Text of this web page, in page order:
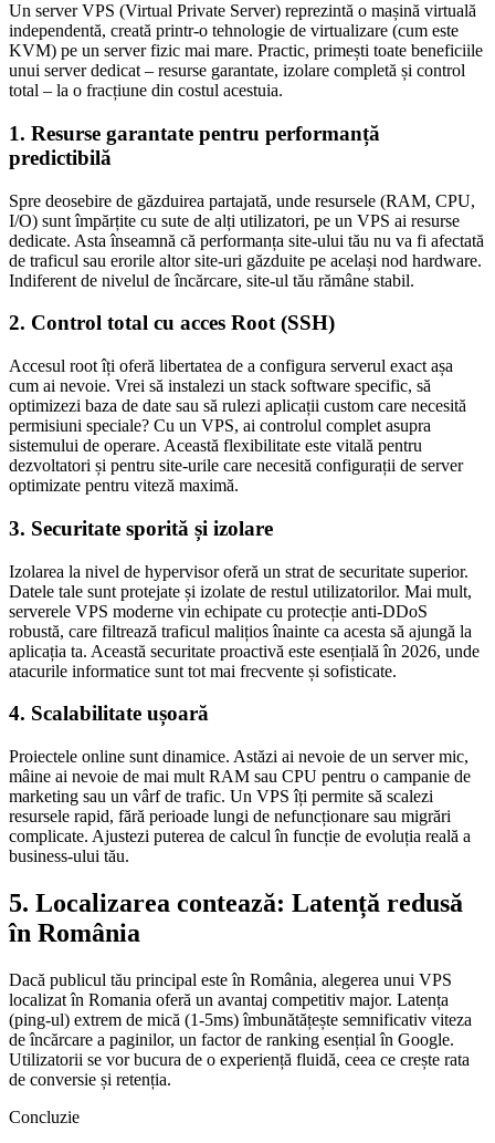
Un server VPS (Virtual Private Server) reprezintă o mașină virtuală
independentă, creată printr-o tehnologie de virtualizare (cum este
KVM) pe un server fizic mai mare. Practic, primești toate beneficiile
unui server dedicat – resurse garantate, izolare completă și control
total – la o fracțiune din costul acestuia.
1. Resurse garantate pentru performanță
predictibilă
Spre deosebire de găzduirea partajată, unde resursele (RAM, CPU,
I/O) sunt împărțite cu sute de alți utilizatori, pe un VPS ai resurse
dedicate. Asta înseamnă că performanța site-ului tău nu va fi afectată
de traficul sau erorile altor site-uri găzduite pe același nod hardware.
Indiferent de nivelul de încărcare, site-ul tău rămâne stabil.
2. Control total cu acces Root (SSH)
Accesul root îți oferă libertatea de a configura serverul exact așa
cum ai nevoie. Vrei să instalezi un stack software specific, să
optimizezi baza de date sau să rulezi aplicații custom care necesită
permisiuni speciale? Cu un VPS, ai controlul complet asupra
sistemului de operare. Această flexibilitate este vitală pentru
dezvoltatori și pentru site-urile care necesită configurații de server
optimizate pentru viteză maximă.
3. Securitate sporită și izolare
Izolarea la nivel de hypervisor oferă un strat de securitate superior.
Datele tale sunt protejate și izolate de restul utilizatorilor. Mai mult,
serverele VPS moderne vin echipate cu protecție anti-DDoS
robustă, care filtrează traficul malițios înainte ca acesta să ajungă la
aplicația ta. Această securitate proactivă este esențială în 2026, unde
atacurile informatice sunt tot mai frecvente și sofisticate.
4. Scalabilitate ușoară
Proiectele online sunt dinamice. Astăzi ai nevoie de un server mic,
mâine ai nevoie de mai mult RAM sau CPU pentru o campanie de
marketing sau un vârf de trafic. Un VPS îți permite să scalezi
resursele rapid, fără perioade lungi de nefuncționare sau migrări
complicate. Ajustezi puterea de calcul în funcție de evoluția reală a
business-ului tău.
5. Localizarea contează: Latență redusă
în România
Dacă publicul tău principal este în România, alegerea unui VPS
localizat în Romania oferă un avantaj competitiv major. Latența
(ping-ul) extrem de mică (1-5ms) îmbunătățește semnificativ viteza
de încărcare a paginilor, un factor de ranking esențial în Google.
Utilizatorii se vor bucura de o experiență fluidă, ceea ce crește rata
de conversie și retenția.
Concluzie